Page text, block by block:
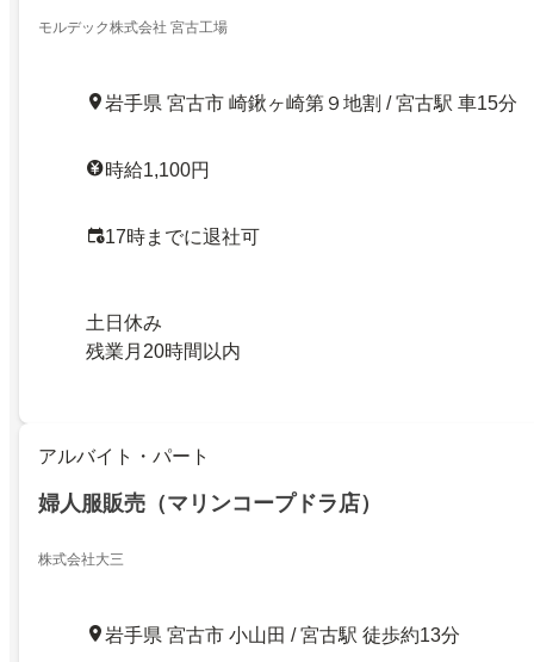
モルデック株式会社 宮古工場
岩手県 宮古市 崎鍬ヶ崎第９地割 / 宮古駅 車15分
時給1,100円
17時までに退社可
土日休み
残業月20時間以内
アルバイト・パート
婦人服販売（マリンコープドラ店）
株式会社大三
岩手県 宮古市 小山田 / 宮古駅 徒歩約13分